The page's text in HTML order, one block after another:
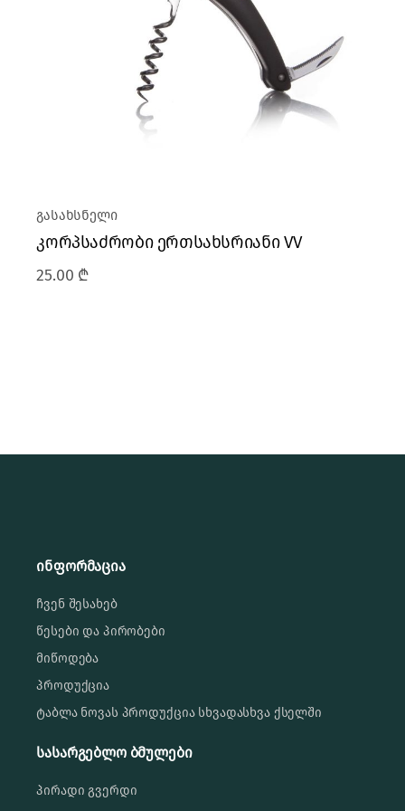
გასახსნელი
კორპსაძრობი ერთსახსრიანი VV
25.00 ₾
ინფორმაცია
ჩვენ შესახებ
წესები და პირობები
მიწოდება
პროდუქცია
ტაბლა ნოვას პროდუქცია სხვადასხვა ქსელში
სასარგებლო ბმულები
პირადი გვერდი